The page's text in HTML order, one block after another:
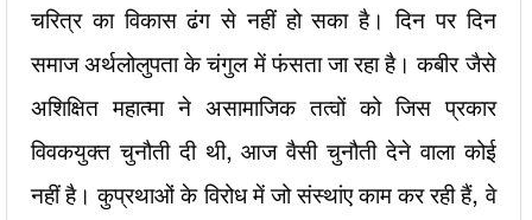
चरित्र का विकास ढंग से नहीं हो सका है। दिन पर दिन
समाज अर्थलोलुपता के चंगुल में फंसता जा रहा है। कबीर जैसे
अशिक्षित महात्मा ने असामाजिक तत्वों को जिस प्रकार
विवकयुक्त चुनौती दी थी, आज वैसी चुनौती देने वाला कोई
नहीं है। कुप्रथाओं के विरोध में जो संस्थांए काम कर रही हैं, वे